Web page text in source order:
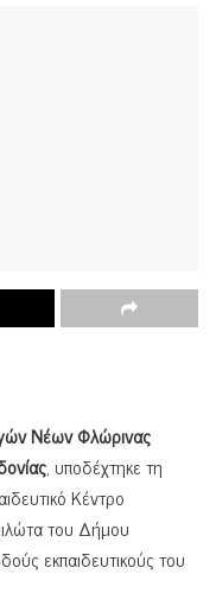
Νέων Φλώρινας
, υποδέχτηκε τη
Κέντρο
του Δήμου
εκπαιδευτικούς του